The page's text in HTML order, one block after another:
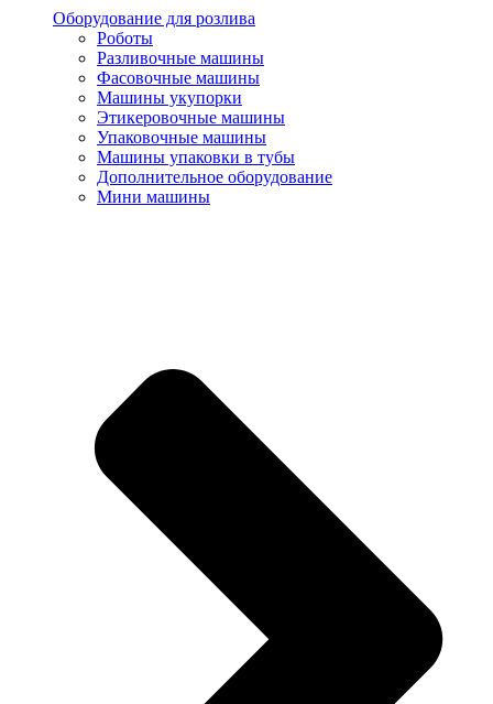
Оборудование для розлива
Роботы
Разливочные машины
Фасовочные машины
Машины укупорки
Этикеровочные машины
Упаковочные машины
Машины упаковки в тубы
Дополнительное оборудование
Мини машины